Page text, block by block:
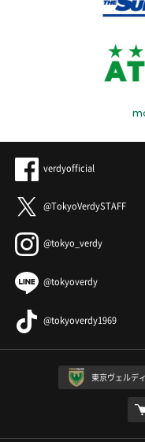
verdyofficial
@TokyoVerdySTAFF
@tokyo_verdy
@tokyoverdy
@tokyoverdy1969
東京ヴェルデ